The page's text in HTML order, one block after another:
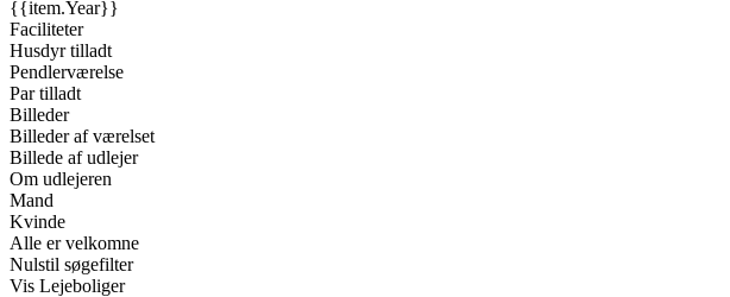
{{item.Year}}
Faciliteter
Husdyr tilladt
Pendlerværelse
Par tilladt
Billeder
Billeder af værelset
Billede af udlejer
Om udlejeren
Mand
Kvinde
Alle er velkomne
Nulstil søgefilter
Vis Lejeboliger